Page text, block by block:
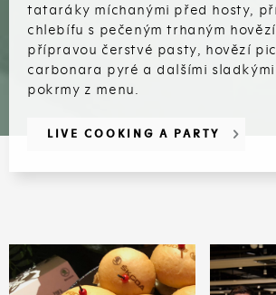
tataráky míchanými před hosty,
chlebífu s pečeným trhaným
přípravou čerstvé pasty, hovězí
carbonara pyré a dalšími
pokrmy z menu.
LIVE COOKING A PARTY